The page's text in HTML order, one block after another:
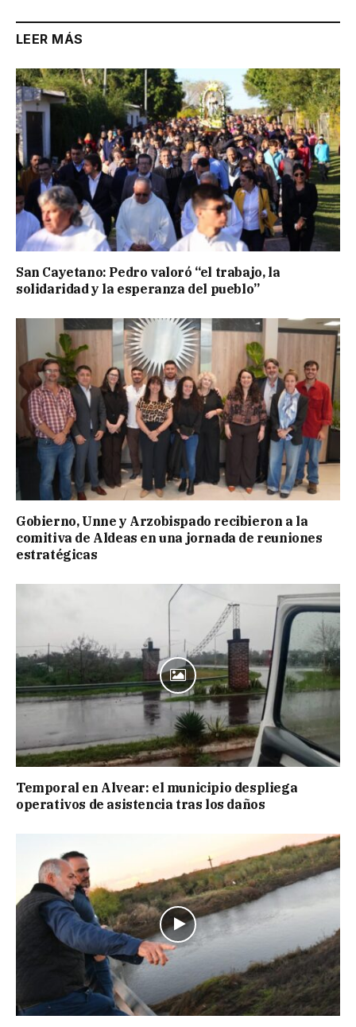
LEER MÁS
San Cayetano: Pedro valoró “el trabajo, la
solidaridad y la esperanza del pueblo”
Gobierno, Unne y Arzobispado recibieron a la
comitiva de Aldeas en una jornada de reuniones
estratégicas
Temporal en Alvear: el municipio despliega
operativos de asistencia tras los daños